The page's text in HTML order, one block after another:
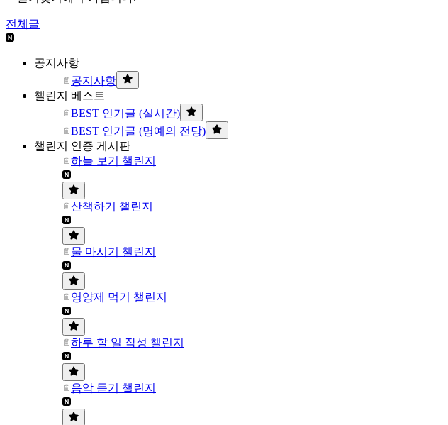
전체글
공지사항
공지사항
챌린지 베스트
BEST 인기글 (실시간)
BEST 인기글 (명예의 전당)
챌린지 인증 게시판
하늘 보기 챌린지
산책하기 챌린지
물 마시기 챌린지
영양제 먹기 챌린지
하루 할 일 작성 챌린지
음악 듣기 챌린지